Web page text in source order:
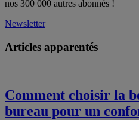
nos 300 000 autres abonnés !
Newsletter
Articles apparentés
Comment choisir la
bureau pour un